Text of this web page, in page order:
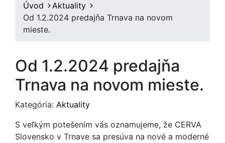
Úvod
Aktuality
Od 1.2.2024 predajňa Trnava na novom
mieste.
Od 1.2.2024 predajňa
Trnava na novom mieste.
Kategória: Aktuality
S veľkým potešením vás oznamujeme, že CERVA
Slovensko v Trnave sa presúva na nové a moderné